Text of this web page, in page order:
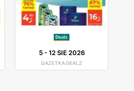
5-12 SIE 2026
GAZETKA DEALZ